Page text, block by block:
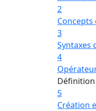
2
Concepts
3
Syntaxes
4
5
Création